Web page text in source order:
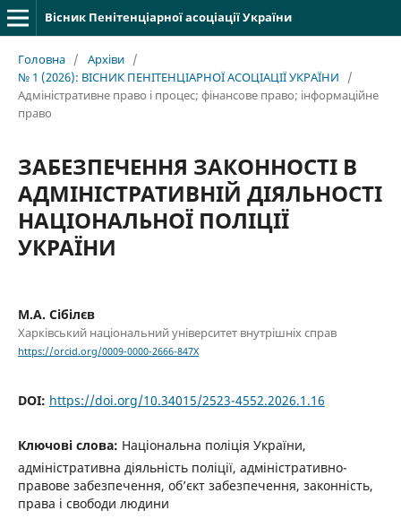
Вісник Пенітенціарної асоціації України
Головна / Архіви /
№ 1 (2026): ВІСНИК ПЕНІТЕНЦІАРНОЇ АСОЦІАЦІЇ УКРАЇНИ
/
Адміністративне право і процес; фінансове право; інформаційне
право
ЗАБЕЗПЕЧЕННЯ ЗАКОННОСТІ В
АДМІНІСТРАТИВНІЙ ДІЯЛЬНОСТІ
НАЦІОНАЛЬНОЇ ПОЛІЦІЇ
УКРАЇНИ
М.А. Сібілєв
Харківський національний університет внутрішніх справ
https://orcid.org/0009-0000-2666-847X
DOI: https://doi.org/10.34015/2523-4552.2026.1.16
Ключові слова: Національна поліція України,
адміністративна діяльність поліції, адміністративно-
правове забезпечення, об’єкт забезпечення, законність,
права і свободи людини